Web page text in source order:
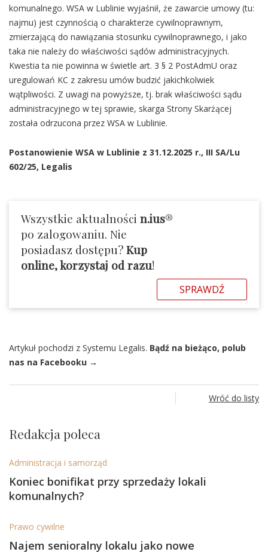
komunalnego. WSA w Lublinie wyjaśnił, że zawarcie umowy (tu:
najmu) jest czynnością o charakterze cywilnoprawnym,
zmierzającą do nawiązania stosunku cywilnoprawnego, i jako
taka nie należy do właściwości sądów administracyjnych.
Kwestia ta nie powinna w świetle art. 3 § 2 PostAdmU oraz
uregulowań KC z zakresu umów budzić jakichkolwiek
wątpliwości. Z uwagi na powyższe, tj. brak właściwości sądu
administracyjnego w tej sprawie, skarga Strony Skarżącej
została odrzucona przez WSA w Lublinie.
Postanowienie WSA w Lublinie z 31.12.2025 r., III SA/Lu
602/25, Legalis
Wszystkie aktualności n.ius®
po zalogowaniu. Nie
posiadasz dostępu?Kup
online, korzystaj od razu!
SPRAWDŹ
Artykuł pochodzi z Systemu Legalis. Bądź na bieżąco, polub
nas na Facebooku →
Wróć do listy
Redakcja poleca
Administracja i samorząd
Koniec bonifikat przy sprzedaży lokali
komunalnych?
Prawo cywilne
Najem senioralny lokalu jako nowe